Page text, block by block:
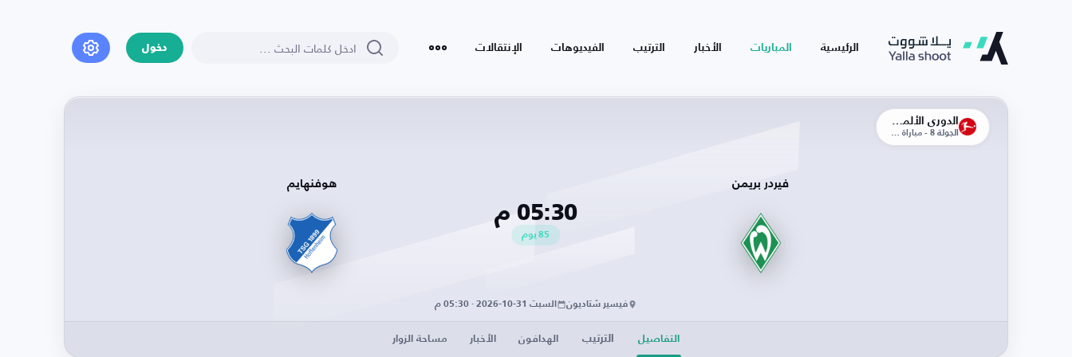
الرئيسية المباريات الأخبار الترتيب الفيديوهات الإنتقالات دخول
الجولة 8 - مباراة الذهاب
فيردر بريمن
05:30 م
85 يوم
هوفنهايم
فيسير شتاديون السبت 31-10-2026 · 05:30 م
التفاصيل الترتيب الهدافون الأخبار مساحة الزوار